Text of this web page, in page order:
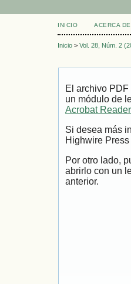
INICIO ACERCA DE
Inicio > Vol. 28, Núm. 2
El archivo
un módulo de
Acrobat Reader
Si desea más
Highwire
Por otro lado,
abrirlo con un
anterior.